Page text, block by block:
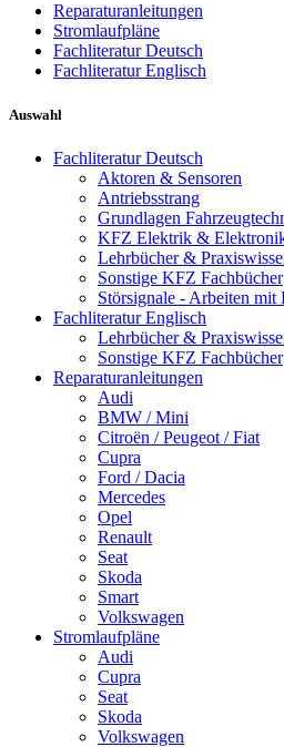
Reparaturanleitungen
Stromlaufpläne
Fachliteratur Deutsch
Fachliteratur Englisch
Auswahl
Fachliteratur Deutsch
Aktoren & Sensoren
Antriebsstrang
Grundlagen
KFZ Elektrik &
Lehrbücher &
Sonstige KFZ Fachbücher
Störsignale - Arbeiten
Fachliteratur Englisch
Lehrbücher &
Sonstige KFZ Fachbücher
Reparaturanleitungen
Audi
BMW / Mini
Citroën / Peugeot / Fiat
Cupra
Ford / Dacia
Mercedes
Opel
Renault
Seat
Skoda
Smart
Volkswagen
Stromlaufpläne
Audi
Cupra
Seat
Skoda
Volkswagen